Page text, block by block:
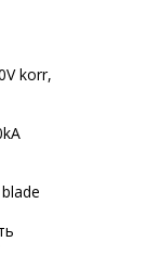
korr,